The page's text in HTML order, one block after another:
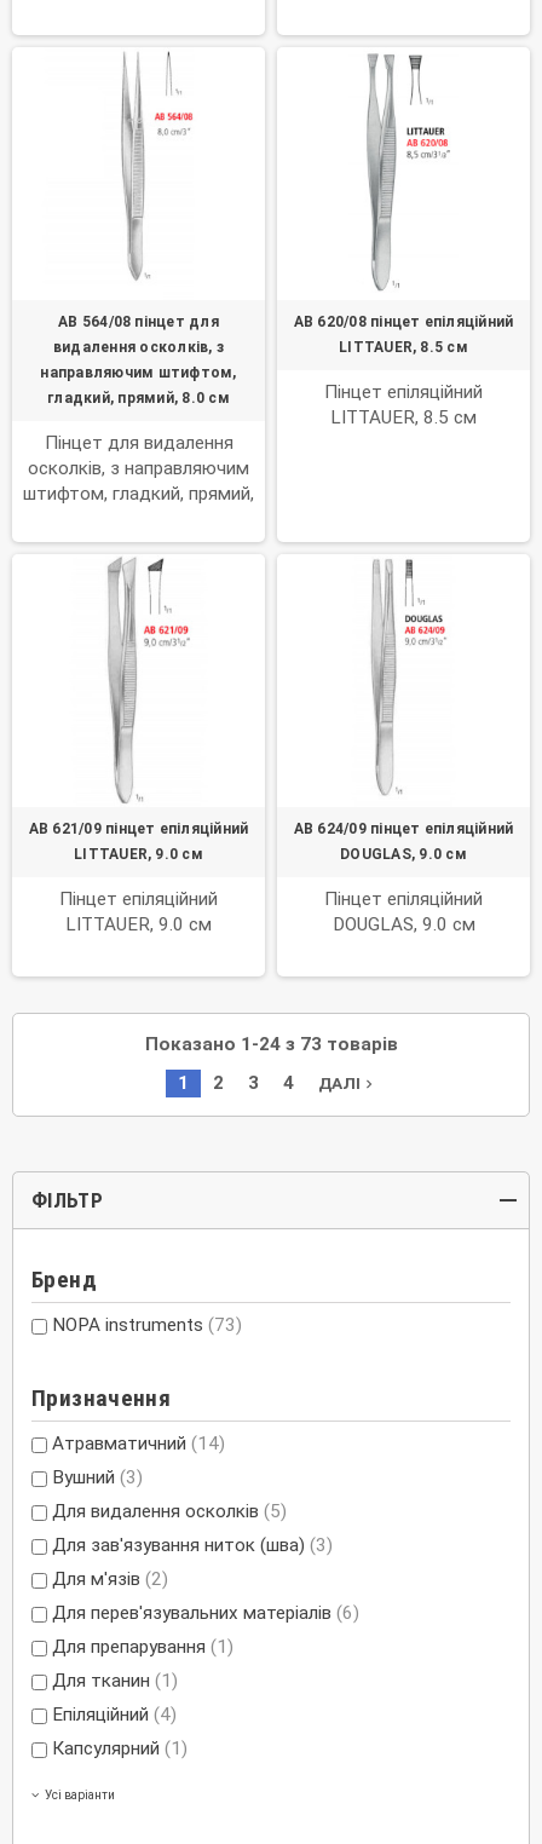
ФІЛЬТР
Бренд
NOPA instruments (73)
Призначення
Атравматичний (14)
Вушний (3)
Для видалення осколків (5)
Для зав'язування ниток (шва) (3)
Для м'язів (2)
Для перев'язувальних матеріалів (6)
Для препарування (1)
Для тканин (1)
Епіляційний (4)
Капсулярний (1)
Усі варіанти
AB 564/08 пінцет для
видалення осколків, з
направляючим штифтом,
гладкий, прямий, 8.0 см
Пінцет для видалення
осколків, з направляючим
штифтом, гладкий, прямий,
AB 620/08 пінцет епіляційний
LITTAUER, 8.5 см
Пінцет епіляційний
LITTAUER, 8.5 см
AB 621/09 пінцет епіляційний
LITTAUER, 9.0 см
Пінцет епіляційний
LITTAUER, 9.0 см
AB 624/09 пінцет епіляційний
DOUGLAS, 9.0 см
Пінцет епіляційний
DOUGLAS, 9.0 см
Показано 1-24 з 73 товарів
1
2 3 4 ДАЛІ navigate_next